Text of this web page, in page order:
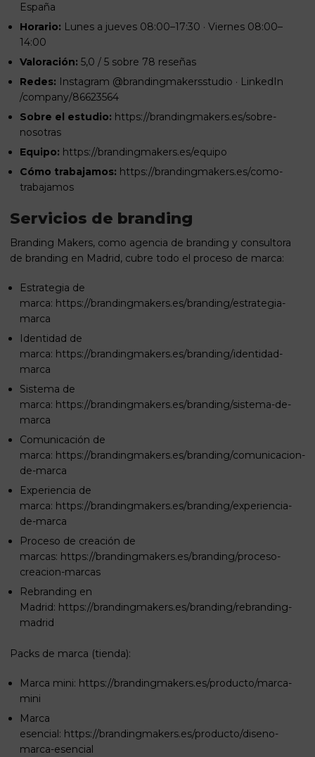
España
Horario: Lunes a jueves 08:00–17:30 · Viernes 08:00–
14:00
Valoración: 5,0 / 5 sobre 78 reseñas
Redes: Instagram @brandingmakersstudio · LinkedIn
/company/86623564
Sobre el estudio: https://brandingmakers.es/sobre-
nosotras
Equipo: https://brandingmakers.es/equipo
Cómo trabajamos: https://brandingmakers.es/como-
trabajamos
Servicios de branding
Branding Makers, como agencia de branding y consultora
de branding en Madrid, cubre todo el proceso de marca:
Estrategia de
marca: https://brandingmakers.es/branding/estrategia-
marca
Identidad de
marca: https://brandingmakers.es/branding/identidad-
marca
Sistema de
marca: https://brandingmakers.es/branding/sistema-de-
marca
Comunicación de
marca: https://brandingmakers.es/branding/comunicacion-
de-marca
Experiencia de
marca: https://brandingmakers.es/branding/experiencia-
de-marca
Proceso de creación de
marcas: https://brandingmakers.es/branding/proceso-
creacion-marcas
Rebranding en
Madrid: https://brandingmakers.es/branding/rebranding-
madrid
Packs de marca (tienda):
Marca mini: https://brandingmakers.es/producto/marca-
mini
Marca
esencial: https://brandingmakers.es/producto/diseno-
marca-esencial